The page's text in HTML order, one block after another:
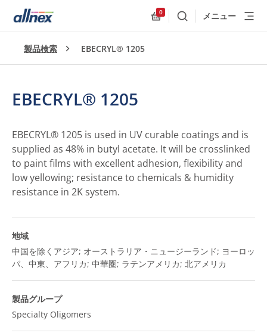
0
検索 メニュー
製品検索 EBECRYL® 1205
EBECRYL® 1205
EBECRYL® 1205 is used in UV curable coatings and is
supplied as 48% in butyl acetate. It will be crosslinked
to paint films with excellent adhesion, flexibility and
low yellowing; resistance to chemicals & humidity
resistance in 2K system.
地域
中国を除くアジア; オーストラリア・ニュージーランド; ヨーロッ
パ、中東、アフリカ; 中華圏; ラテンアメリカ; 北アメリカ
製品グループ
Specialty Oligomers